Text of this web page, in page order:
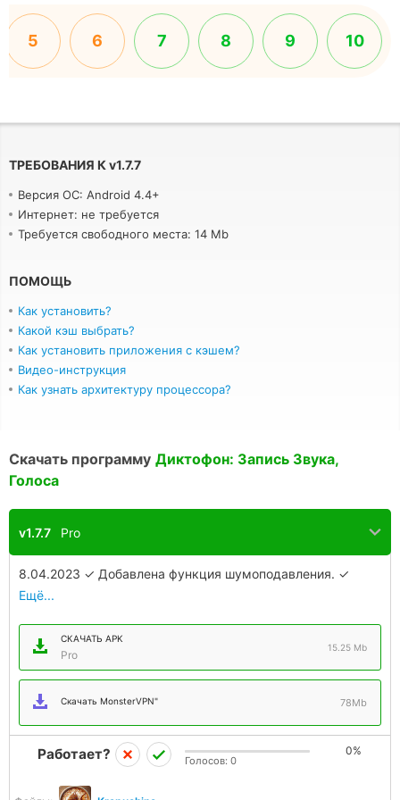
5 6 7 8 9 10
ТРЕБОВАНИЯ К v1.7.7
Версия ОС: Android 4.4+
Интернет: не требуется
Требуется свободного места: 14 Mb
ПОМОЩЬ
Как установить?
Какой кэш выбрать?
Как установить приложения с кэшем?
Видео-инструкция
Как узнать архитектуру процессора?
Скачать программу Диктофон: Запись Звука,
Голоса
v1.7.7 Pro
8.04.2023 ✓ Добавлена функция шумоподавления. ✓
Исправлены мелкие недостатки, о которых сообщили
Ещё...
СКАЧАТЬ APK
Pro
15.25 Mb
Скачать MonsterVPN" 78Mb
Работает? 0%
Голосов: 0